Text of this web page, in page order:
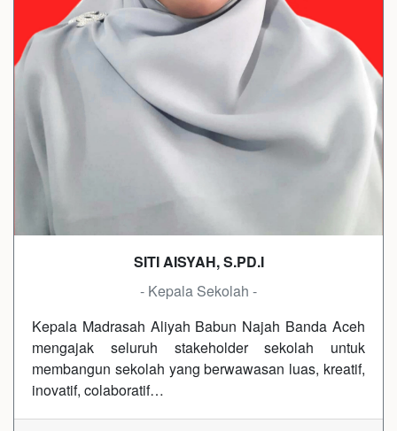
SITI AISYAH, S.PD.I
- Kepala Sekolah -
Kepala Madrasah Aliyah Babun Najah Banda Aceh
mengajak seluruh stakeholder sekolah untuk
membangun sekolah yang berwawasan luas, kreatif,
inovatif, colaboratif…